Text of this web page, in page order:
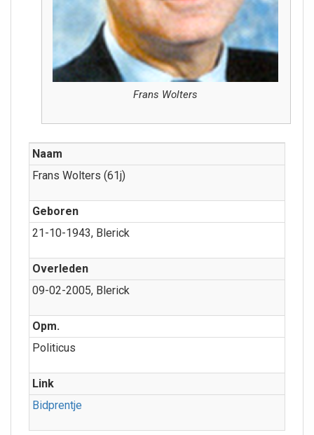
Frans Wolters
Naam
Frans Wolters (61j)
Geboren
21-10-1943, Blerick
Overleden
09-02-2005, Blerick
Opm.
Politicus
Link
Bidprentje